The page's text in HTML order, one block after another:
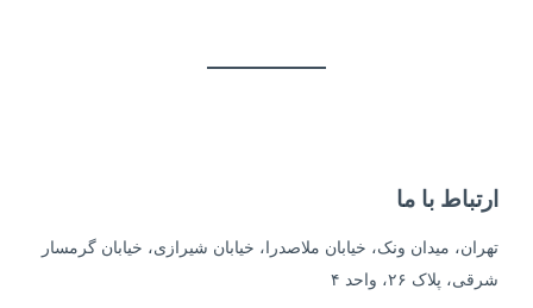
ارتباط با ما
تهران، میدان ونک، خیابان ملاصدرا، خیابان شیرازی، خیابان گرمسار
شرقی، پلاک ۲۶، واحد ۴